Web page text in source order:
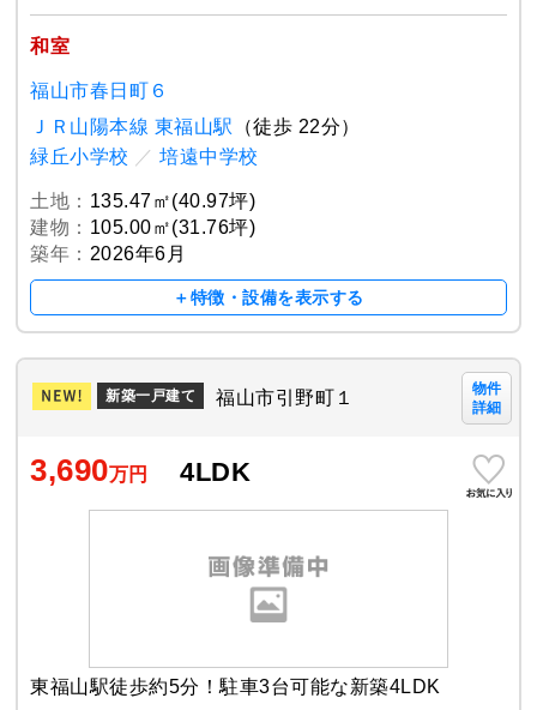
和室
福山市春日町６
ＪＲ山陽本線 東福山駅
（徒歩 22分）
緑丘小学校 ／ 培遠中学校
土地： 135.47㎡(40.97坪)
建物： 105.00㎡(31.76坪)
築年： 2026年6月
＋特徴・設備を表示する
新築一戸建て 福山市引野町１
物件
詳細
3,690万円 4LDK
東福山駅徒歩約5分！駐車3台可能な新築4LDK